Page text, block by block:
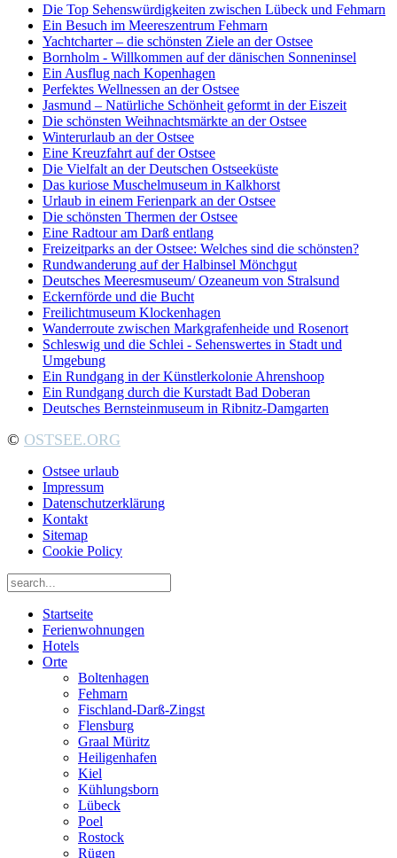
Die Top Sehenswürdigkeiten zwischen Lübeck und Fehmarn
Ein Besuch im Meereszentrum Fehmarn
Yachtcharter – die schönsten Ziele an der Ostsee
Bornholm - Willkommen auf der dänischen Sonneninsel
Ein Ausflug nach Kopenhagen
Perfektes Wellnessen an der Ostsee
Jasmund – Natürliche Schönheit geformt in der Eiszeit
Die schönsten Weihnachtsmärkte an der Ostsee
Winterurlaub an der Ostsee
Eine Kreuzfahrt auf der Ostsee
Die Vielfalt an der Deutschen Ostseeküste
Das kuriose Muschelmuseum in Kalkhorst
Urlaub in einem Ferienpark an der Ostsee
Die schönsten Thermen der Ostsee
Eine Radtour am Darß entlang
Freizeitparks an der Ostsee: Welches sind die schönsten?
Rundwanderung auf der Halbinsel Mönchgut
Deutsches Meeresmuseum/ Ozeaneum von Stralsund
Eckernförde und die Bucht
Freilichtmuseum Klockenhagen
Wanderroute zwischen Markgrafenheide und Rosenort
Schleswig und die Schlei - Sehenswertes in Stadt und
Umgebung
Ein Rundgang in der Künstlerkolonie Ahrenshoop
Ein Rundgang durch die Kurstadt Bad Doberan
Deutsches Bernsteinmuseum in Ribnitz-Damgarten
© OSTSEE.ORG
Ostsee urlaub
Impressum
Datenschutzerklärung
Kontakt
Sitemap
Cookie Policy
Startseite
Ferienwohnungen
Hotels
Orte
Boltenhagen
Fehmarn
Fischland-Darß-Zingst
Flensburg
Graal Müritz
Heiligenhafen
Kiel
Kühlungsborn
Lübeck
Poel
Rostock
Rügen